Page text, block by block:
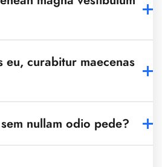
eu, curabitur maecenas
nullam odio pede?